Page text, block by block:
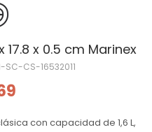
x 0.5 cm Marinex
SC-CS-16532011
con capacidad de 1,6 L,